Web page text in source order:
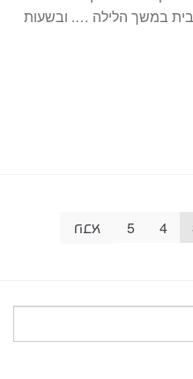
במשך הלילה …. ובשעות
4
5 הבא